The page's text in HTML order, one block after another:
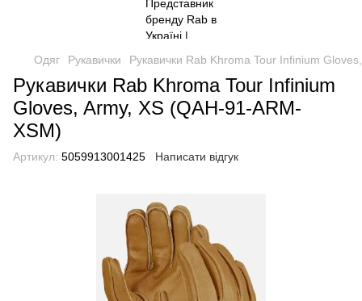
Одяг Рукавички Рукавички Rab Khroma Tour Infinium
Рукавички Rab Khroma Tour Infinium
Gloves, Army, XS (QAH-91-ARM-
XSM)
Артикул: 5059913001425 Написати відгук